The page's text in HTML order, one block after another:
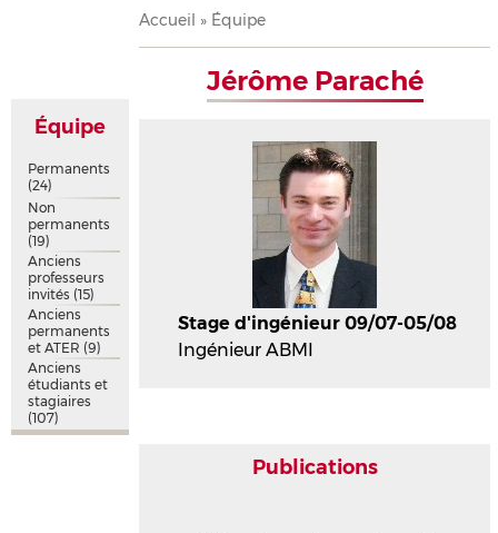
Fil
d'Ariane
Accueil Équipe
Jérôme Paraché
Stage d'ingénieur 09/07-05/08
Ingénieur ABMI
Publications
Équipe
Permanents
(24)
Non
permanents
(19)
Anciens
professeurs
invités (15)
Anciens
permanents
et ATER (9)
Anciens
étudiants et
stagiaires
(107)